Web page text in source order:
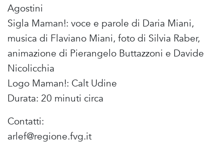
Agostini
Sigla Maman!: voce e parole di Daria Miani,
musica di Flaviano Miani, foto di Silvia Raber,
animazione di Pierangelo Buttazzoni e Davide
Nicolicchia
Logo Maman!: Calt Udine
Durata: 20 minuti circa
Contatti:
arlef@regione.fvg.it